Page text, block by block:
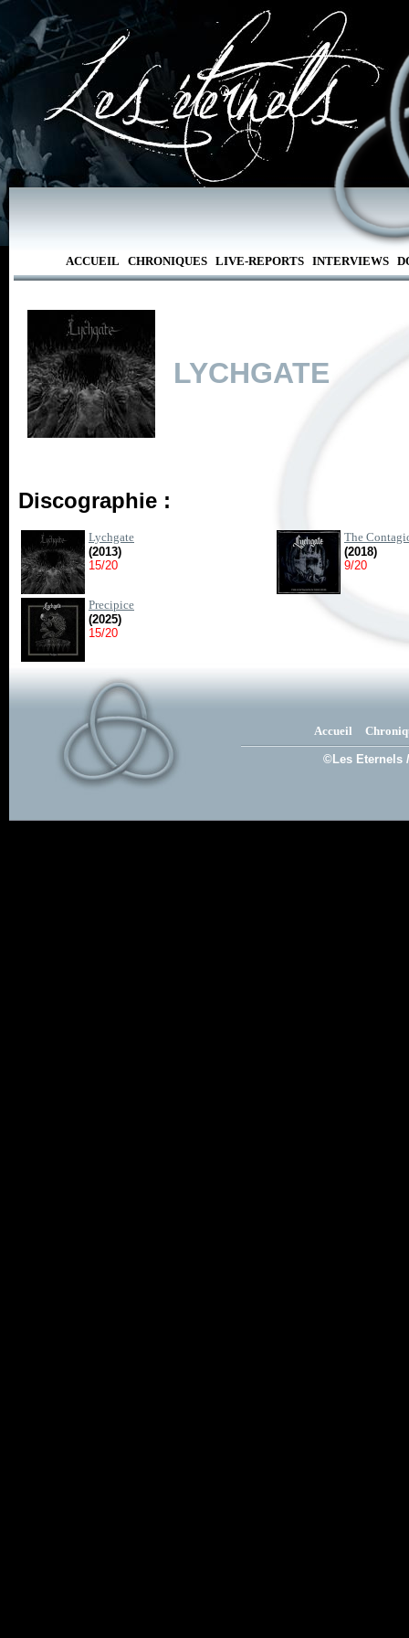
ACCUEIL CHRONIQUES LIVE-REPORTS INTERVIEWS
LYCHGATE
Discographie :
Lychgate
(2013)
15/20
The
(2018)
9/20
Precipice
(2025)
15/20
Accueil
©Les Eternels